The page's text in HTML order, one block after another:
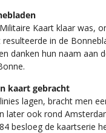
Kaart klaar was,
in de
danken hun naam aan
kaart gebracht
lagen, bracht men
later ook rond
besloeg de kaartserie